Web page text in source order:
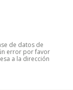
de datos de
error por favor
a la dirección